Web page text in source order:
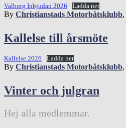
Valborg Inbjudan 2026 Ladda ner
By Christianstads Motorbåtsklubb,
Kallelse till årsmöte
Kallelse 2026 Ladda ner
By Christianstads Motorbåtsklubb,
Vinter och julgran
Hej alla medlemmar.